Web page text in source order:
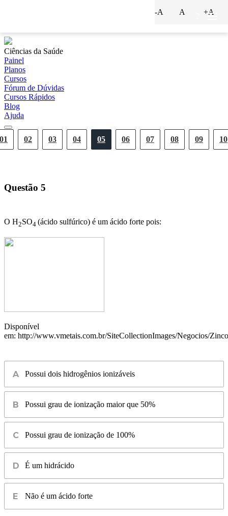
Ciências da Saúde
Painel
Planos
Cursos
Fórum de Dúvidas
Cursos Rápidos
Blog
Ajuda
01 02 03 04 05 06 07 08 09 10
-A A +A
Questão 5
O H2SO4 (ácido sulfúrico) é um ácido forte pois:
Disponível
em: http://www.vmetais.com.br/SiteCollectionImages/Negocios/
Possui dois hidrogênios ionizáveis
Possui grau de ionização maior que 50%
Possui grau de ionização de 100%
É um hidrácido
Não é um ácido forte